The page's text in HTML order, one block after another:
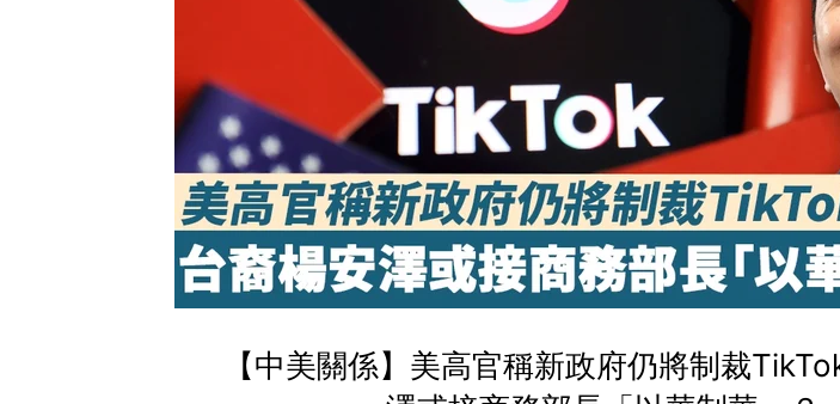
【中美關係】美高官稱新政府仍將制裁